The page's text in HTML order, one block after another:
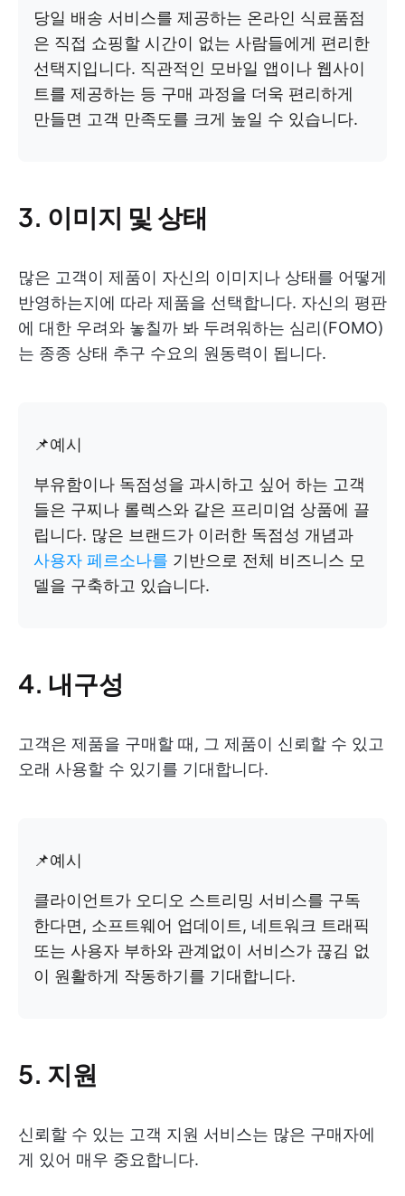
당일 배송 서비스를 제공하는 온라인 식료품점
은 직접 쇼핑할 시간이 없는 사람들에게 편리한
선택지입니다. 직관적인 모바일 앱이나 웹사이
트를 제공하는 등 구매 과정을 더욱 편리하게
만들면 고객 만족도를 크게 높일 수 있습니다.
3. 이미지 및 상태
많은 고객이 제품이 자신의 이미지나 상태를 어떻게
반영하는지에 따라 제품을 선택합니다. 자신의 평판
에 대한 우려와 놓칠까 봐 두려워하는 심리(FOMO)
는 종종 상태 추구 수요의 원동력이 됩니다.
📌예시
부유함이나 독점성을 과시하고 싶어 하는 고객
들은 구찌나 롤렉스와 같은 프리미엄 상품에 끌
립니다. 많은 브랜드가 이러한 독점성 개념과
사용자 페르소나를 기반으로 전체 비즈니스 모
델을 구축하고 있습니다.
4. 내구성
고객은 제품을 구매할 때, 그 제품이 신뢰할 수 있고
오래 사용할 수 있기를 기대합니다.
📌예시
클라이언트가 오디오 스트리밍 서비스를 구독
한다면, 소프트웨어 업데이트, 네트워크 트래픽
또는 사용자 부하와 관계없이 서비스가 끊김 없
이 원활하게 작동하기를 기대합니다.
5. 지원
신뢰할 수 있는 고객 지원 서비스는 많은 구매자에
게 있어 매우 중요합니다.